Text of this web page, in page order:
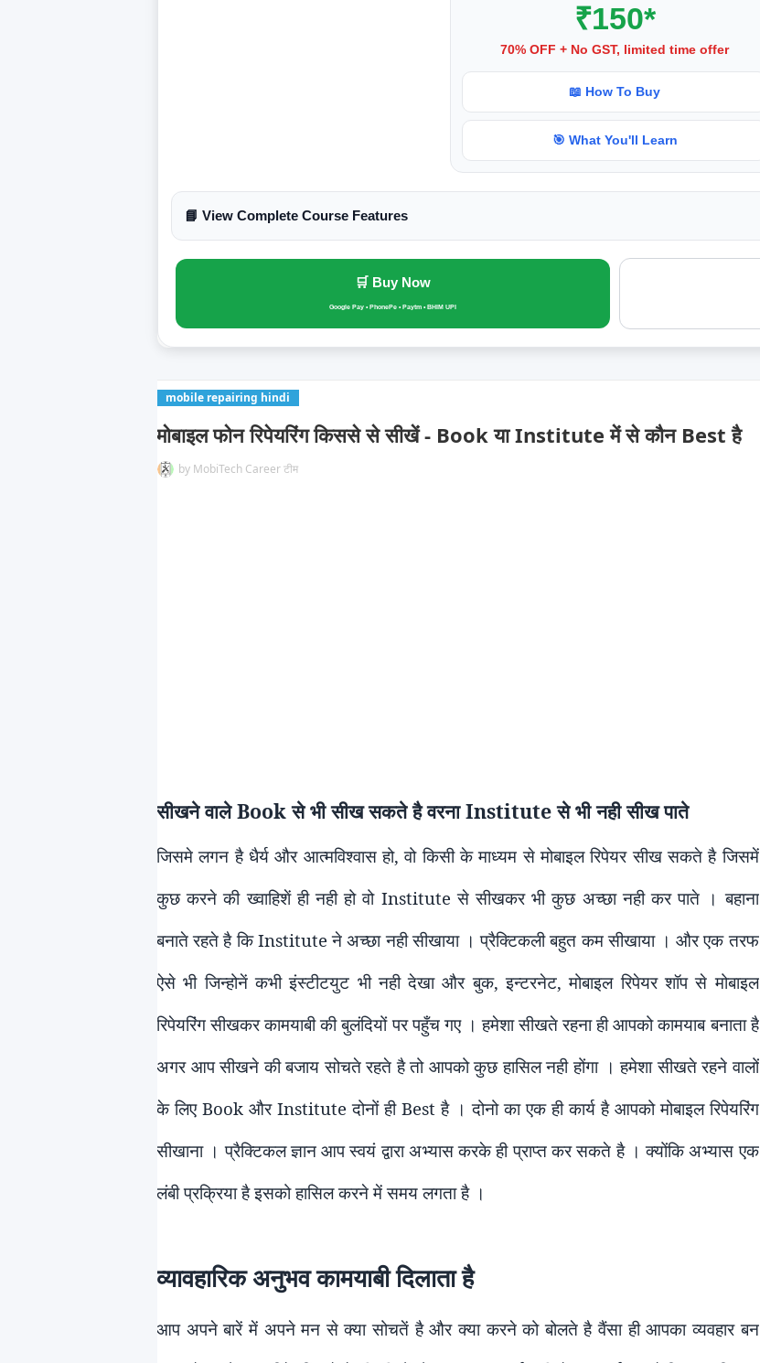
₹150*
70% OFF + No GST, limited time offer
📖 How To Buy
🎯 What You'll Learn
📘 View Complete Course Features
🛒 Buy Now
Google Pay • PhonePe • Paytm • BHIM UPI
mobile repairing hindi
मोबाइल फोन रिपेयरिंग किससे से सीखें - Book या Institute में से कौन Best है
by MobiTech Career टीम
सीखने वालेBookसे भी सीख सकते है वरनाInstituteसे भी नही सीख पाते
जिसमे लगन है धैर्य और आत्मविश्वास हो, वो किसी के माध्यम से मोबाइल रिपेयर सीख सकते है जिसमें
कुछ करने की ख्वाहिशें ही नही हो वो Institute से सीखकर भी कुछ अच्छा नही कर पाते । बहाना
बनाते रहते है किInstituteने अच्छा नही सीखाया । प्रैक्टिकली बहुत कम सीखाया । और एक तरफ
ऐसे भी जिन्होनें कभी इंस्टीटयुट भी नही देखा और बुक, इन्टरनेट, मोबाइल रिपेयर शॉप से मोबाइल
रिपेयरिंग सीखकर कामयाबी की बुलंदियों पर पहुँच गए । हमेशा सीखते रहना ही आपको कामयाब बनाता है
अगर आप सीखने की बजाय सोचते रहते है तो आपको कुछ हासिल नही होंगा ।हमेशा सीखते रहने वाल
के लिए Book और Institute दोनों ही Best है । दोनो का एक ही कार्य है आपको मोबाइल रिपेयरिंग
सीखाना । प्रैक्टिकल ज्ञान आप स्वयंद्वाराअभ्यास करके ही प्राप्त कर सकते है । क्योंकि अभ्यासएक
लंबी प्रक्रिया है इसको हासिल करने में समय लगता है ।
व्यावहारिक अनुभव कामयाबी दिलाता है
आप अपने बारें में अपने मन से क्या सोचतें है और क्या करने को बोलते है वैंसा ही आपका व्यवहार बन